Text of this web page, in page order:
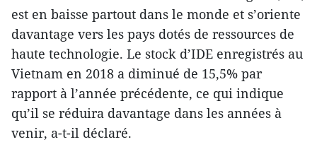
est en baisse partout dans le monde et s’oriente
davantage vers les pays dotés de ressources de
haute technologie. Le stock d’IDE enregistrés au
Vietnam en 2018 a diminué de 15,5% par
rapport à l’année précédente, ce qui indique
qu’il se réduira davantage dans les années à
venir, a-t-il déclaré.